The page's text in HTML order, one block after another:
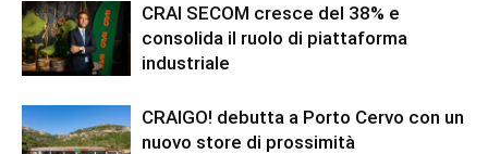
CRAI SECOM cresce del 38% e
consolida il ruolo di piattaforma
industriale
CRAIGO! debutta a Porto Cervo con un
nuovo store di prossimità